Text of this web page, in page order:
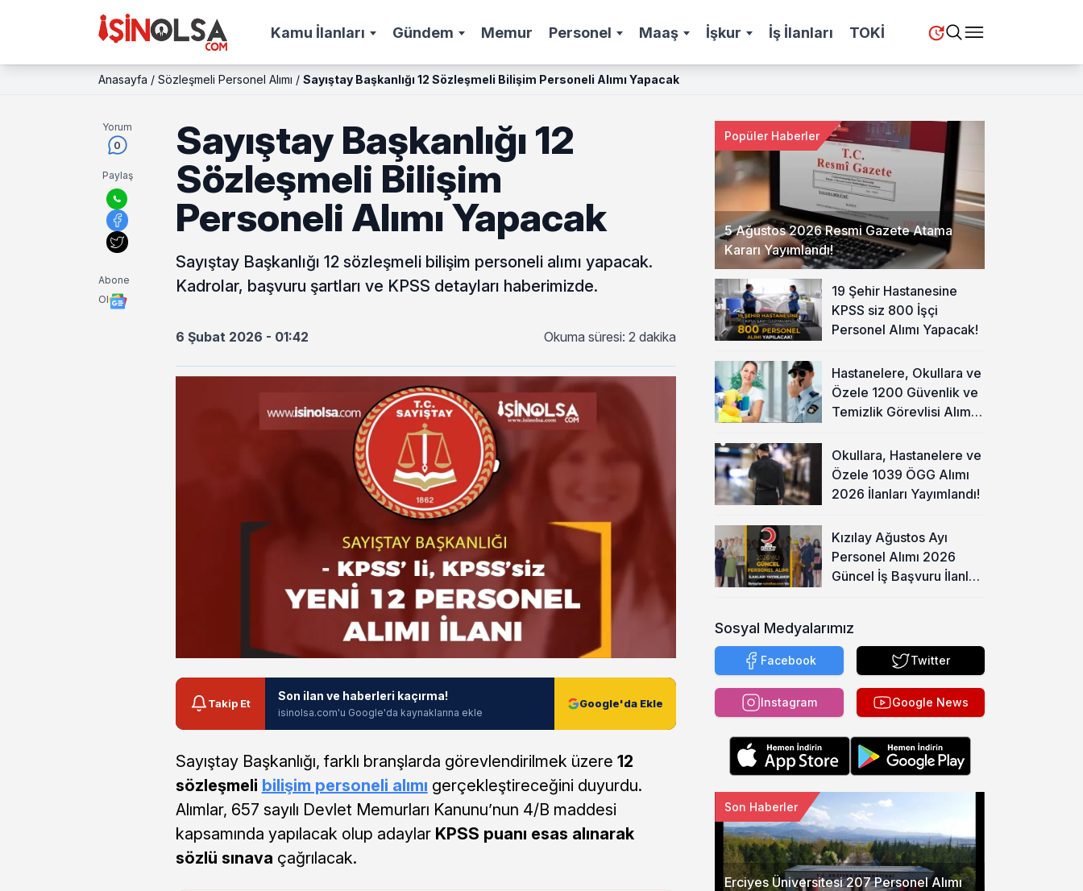
Kamu İlanları Gündem Memur Personel Maaş İşkur İş İlanları TOKİ
Anasayfa / Sözleşmeli Personel Alımı / Sayıştay Başkanlığı 12 Sözleşmeli Bilişim Personeli Alımı Yapacak
Yorum
0
Paylaş
Abone
Ol
Sayıştay Başkanlığı 12
Sözleşmeli Bilişim
Personeli Alımı Yapacak
Sayıştay Başkanlığı 12 sözleşmeli bilişim personeli alımı yapacak.
Kadrolar, başvuru şartları ve KPSS detayları haberimizde.
6 Şubat 2026 - 01:42 Okuma süresi: 2 dakika
Takip Et
Son ilan ve haberleri kaçırma!
isinolsa.com'u Google'da kaynaklarına ekle
Google'da Ekle
Sayıştay Başkanlığı, farklı branşlarda görevlendirilmek üzere 12
sözleşmeli bilişim personeli alımı gerçekleştireceğini duyurdu.
Alımlar, 657 sayılı Devlet Memurları Kanunu’nun 4/B maddesi
kapsamında yapılacak olup adaylar KPSS puanı esas alınarak
sözlü sınava çağrılacak.
5 Ağustos 2026 Resmi Gazete Atama
Kararı Yayımlandı!
Popüler Haberler
19 Şehir Hastanesine
KPSS siz 800 İşçi
Personel Alımı Yapacak!
Hastanelere, Okullara ve
Özele 1200 Güvenlik ve
Temizlik Görevlisi Alımı
Okullara, Hastanelere ve
Özele 1039 ÖGG Alımı
2026 İlanları Yayımlandı!
Kızılay Ağustos Ayı
Personel Alımı 2026
Güncel İş Başvuru İlanları
Sosyal Medyalarımız
Facebook Twitter
Instagram Google News
Erciyes Üniversitesi 207 Personel Alımı
Son Haberler